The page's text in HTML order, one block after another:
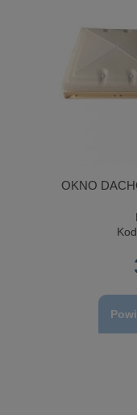
OKNO